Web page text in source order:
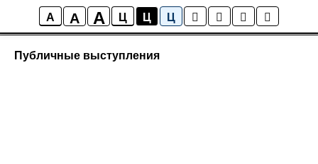
A A A Ц Ц Ц
Новости ИСТОКА
Публичные выступления